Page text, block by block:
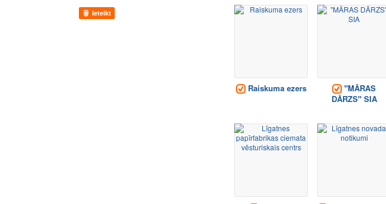
Ieteikt
Raiskuma ezers
"MĀRAS
DĀRZS" SIA